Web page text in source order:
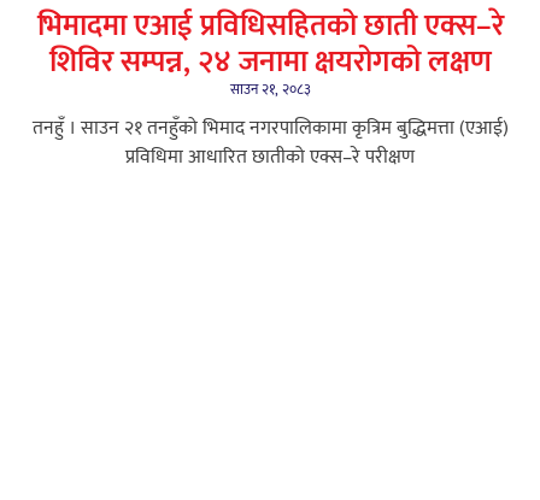
भिमादमा एआई प्रविधिसहितको छाती एक्स–रे
शिविर सम्पन्न, २४ जनामा क्षयरोगको लक्षण
साउन २१, २०८३
तनहुँ । साउन २१ तनहुँको भिमाद नगरपालिकामा कृत्रिम बुद्धिमत्ता (एआई)
प्रविधिमा आधारित छातीको एक्स–रे परीक्षण